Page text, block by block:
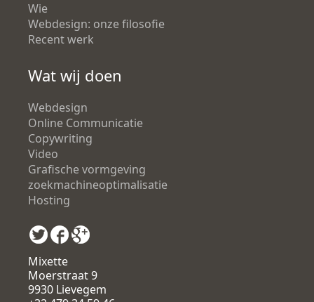
Wie
Webdesign: onze filosofie
Recent werk
Wat wij doen
Webdesign
Online Communicatie
Copywriting
Video
Grafische vormgeving
zoekmachineoptimalisatie
Hosting
Mixette
Moerstraat 9
9930 Lievegem